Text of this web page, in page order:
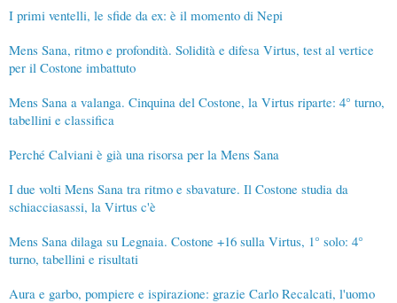
I primi ventelli, le sfide da ex: è il momento di Nepi
Mens Sana, ritmo e profondità. Solidità e difesa Virtus, test al vertice
per il Costone imbattuto
Mens Sana a valanga. Cinquina del Costone, la Virtus riparte: 4° turno,
tabellini e classifica
Perché Calviani è già una risorsa per la Mens Sana
I due volti Mens Sana tra ritmo e sbavature. Il Costone studia da
schiacciasassi, la Virtus c'è
Mens Sana dilaga su Legnaia. Costone +16 sulla Virtus, 1° solo: 4°
turno, tabellini e risultati
Aura e garbo, pompiere e ispirazione: grazie Carlo Recalcati, l'uomo